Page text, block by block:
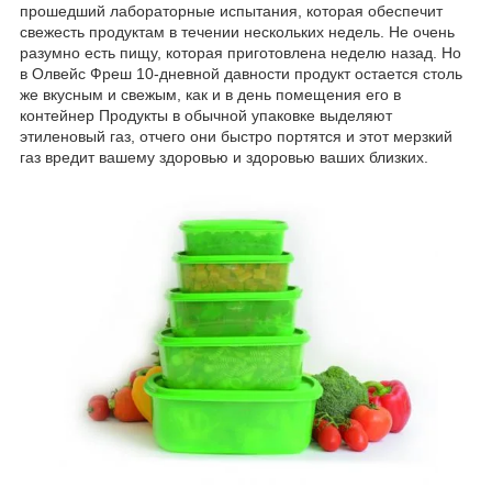
прошедший лабораторные испытания, которая обеспечит
свежесть продуктам в течении нескольких недель. Не очень
разумно есть пищу, которая приготовлена неделю назад. Но
в Олвейс Фреш 10-дневной давности продукт остается столь
же вкусным и свежым, как и в день помещения его в
контейнер Продукты в обычной упаковке выделяют
этиленовый газ, отчего они быстро портятся и этот мерзкий
газ вредит вашему здоровью и здоровью ваших близких.